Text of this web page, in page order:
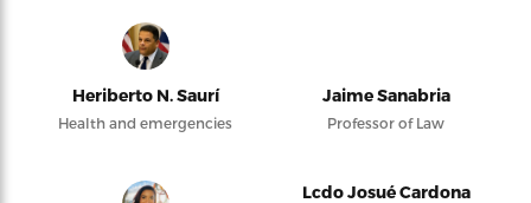
Heriberto N. Saurí
Health and emergencies
Jaime Sanabria
Professor of Law
Lcdo Josué Cardona